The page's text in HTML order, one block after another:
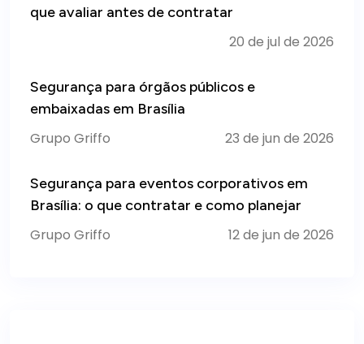
que avaliar antes de contratar
20 de jul de 2026
Segurança para órgãos públicos e
embaixadas em Brasília
Grupo Griffo 23 de jun de 2026
Segurança para eventos corporativos em
Brasília: o que contratar e como planejar
Grupo Griffo 12 de jun de 2026